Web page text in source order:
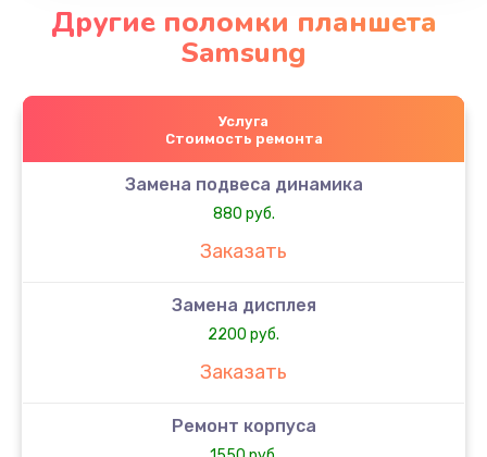
Другие поломки планшета
Samsung
Услуга
Стоимость ремонта
Замена подвеса динамика
880 руб.
Заказать
Замена дисплея
2200 руб.
Заказать
Ремонт корпуса